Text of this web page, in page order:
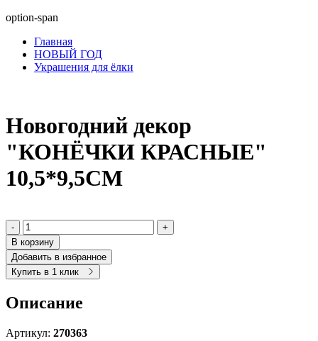
option-span
Главная
НОВЫЙ ГОД
Украшения для ёлки
Новогодний декор
"КОНЁЧКИ КРАСНЫЕ"
10,5*9,5СМ
-
+
В корзину
Добавить в избранное
Купить в 1 клик
Описание
Артикул: 270363